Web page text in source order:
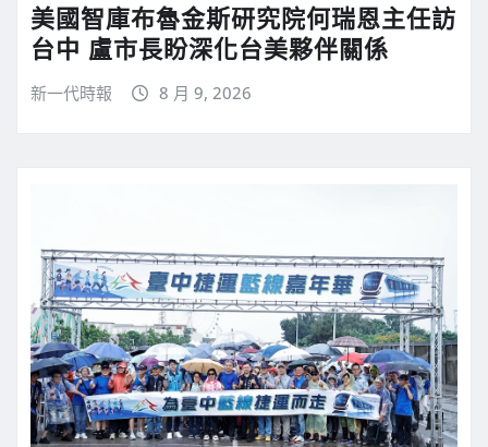
美國智庫布魯金斯研究院何瑞恩主任訪
台中 盧市長盼深化台美夥伴關係
新一代時報 8 月 9, 2026